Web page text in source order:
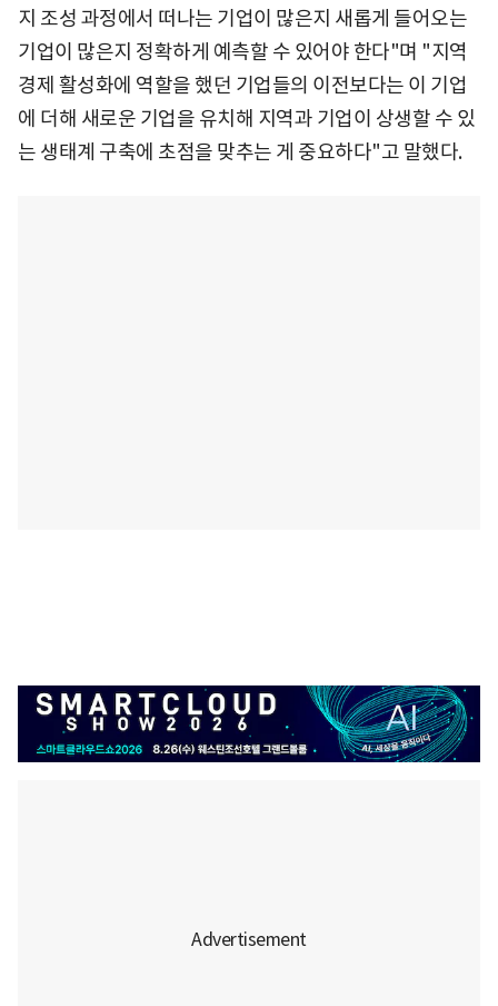
지 조성 과정에서 떠나는 기업이 많은지 새롭게 들어오는
기업이 많은지 정확하게 예측할 수 있어야 한다"며 "지역
경제 활성화에 역할을 했던 기업들의 이전보다는 이 기업
에 더해 새로운 기업을 유치해 지역과 기업이 상생할 수 있
는 생태계 구축에 초점을 맞추는 게 중요하다"고 말했다.